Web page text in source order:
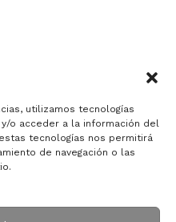
utilizamos tecnologías
o acceder a la información del
tecnologías nos permitirá
de navegación o las